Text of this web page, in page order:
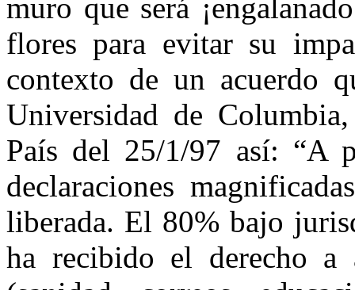
muro que será
flores para evitar su
contexto de un acuerdo
Universidad de
País del 25/1/97 así: “A
declaraciones
liberada. El 80% bajo
ha recibido el derecho a